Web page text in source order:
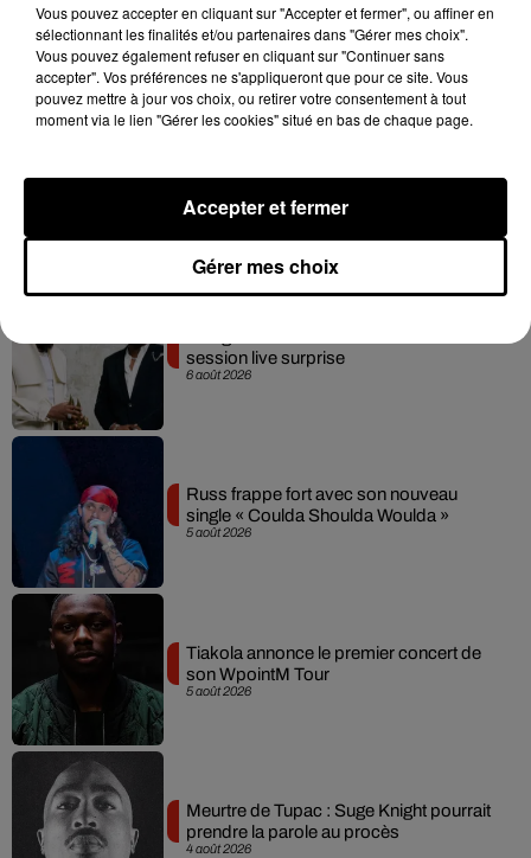
7 août 2026
Moha MMZ dévoile « Mikasa », un
nouveau single entre amour et...
7 août 2026
Tayc et Didi B dévoilent le single le plus
dansant de l’année
6 août 2026
session live surprise
5 août 2026
Russ frappe fort avec son nouveau
single « Coulda Shoulda Woulda »
5 août 2026
Tiakola annonce le premier concert de
son WpointM Tour
4 août 2026
Meurtre de Tupac : Suge Knight pourrait
prendre la parole au procès
Vous pouvez accepter en cliquant sur "Accepter et fermer", ou affiner en
sélectionnant les finalités et/ou partenaires dans "Gérer mes choix".
Vous pouvez également refuser en cliquant sur "Continuer sans
accepter". Vos préférences ne s'appliqueront que pour ce site. Vous
pouvez mettre à jour vos choix, ou retirer votre consentement à tout
moment via le lien "Gérer les cookies" situé en bas de chaque page.
Gérer mes choix
Accepter et fermer